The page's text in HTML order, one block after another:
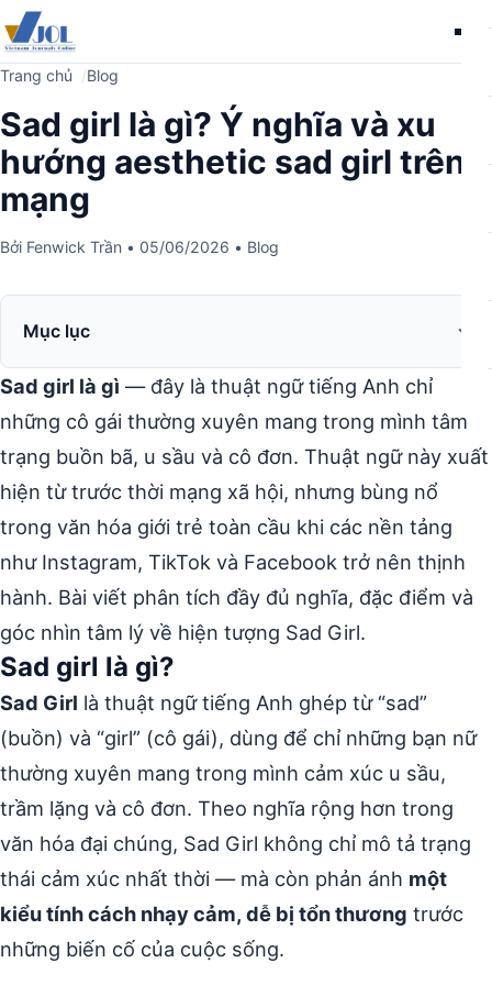
Trang chủ Blog
Sad girl là gì? Ý nghĩa và xu
hướng aesthetic sad girl trên
mạng
Bởi Fenwick Trần • 05/06/2026 • Blog
Mục lục
Sad girl là gì — đây là thuật ngữ tiếng Anh chỉ
những cô gái thường xuyên mang trong mình tâm
trạng buồn bã, u sầu và cô đơn. Thuật ngữ này xuất
hiện từ trước thời mạng xã hội, nhưng bùng nổ
trong văn hóa giới trẻ toàn cầu khi các nền tảng
như Instagram, TikTok và Facebook trở nên thịnh
hành. Bài viết phân tích đầy đủ nghĩa, đặc điểm và
góc nhìn tâm lý về hiện tượng Sad Girl.
Sad girl là gì?
Sad Girl là thuật ngữ tiếng Anh ghép từ “sad”
(buồn) và “girl” (cô gái), dùng để chỉ những bạn nữ
thường xuyên mang trong mình cảm xúc u sầu,
trầm lặng và cô đơn. Theo nghĩa rộng hơn trong
văn hóa đại chúng, Sad Girl không chỉ mô tả trạng
thái cảm xúc nhất thời — mà còn phản ánh một
kiểu tính cách nhạy cảm, dễ bị tổn thương trước
những biến cố của cuộc sống.